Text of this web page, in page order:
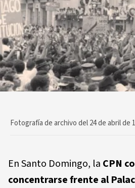
Fotografía de archivo del 24 de abril de
En Santo Domingo, la CPN
concentrarse frente al